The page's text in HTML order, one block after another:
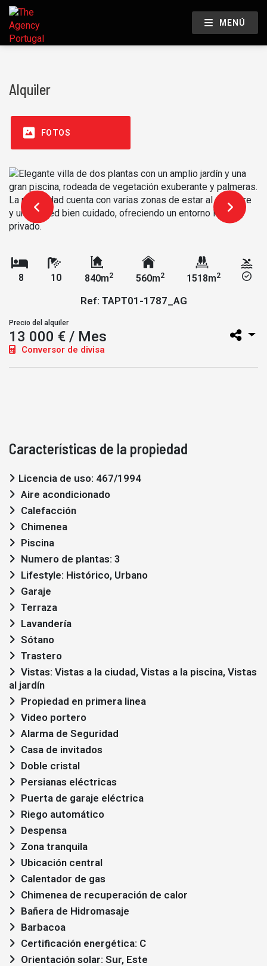
MENÚ
Alquiler
FOTOS
8 10 840m2 560m2 1518m2
Ref: TAPT01-1787_AG
Precio del alquiler
13 000 € / Mes
Conversor de divisa
Características de la propiedad
Licencia de uso: 467/1994
Aire acondicionado
Calefacción
Chimenea
Piscina
Numero de plantas: 3
Lifestyle: Histórico, Urbano
Garaje
Terraza
Lavandería
Sótano
Trastero
al jardín
Propiedad en primera linea
Video portero
Alarma de Seguridad
Casa de invitados
Doble cristal
Persianas eléctricas
Puerta de garaje eléctrica
Riego automático
Despensa
Zona tranquila
Ubicación central
Calentador de gas
Chimenea de recuperación de calor
Bañera de Hidromasaje
Barbacoa
Certificación energética: C
Orientación solar: Sur, Este